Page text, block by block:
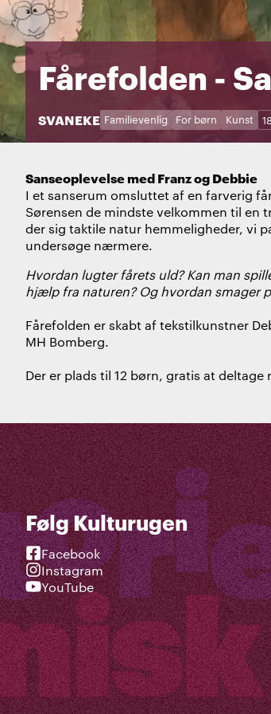
Fårefolden -
STED:
SVANEKE
Kategorier: Familievenlig For børn Kunst
Dage:
Sanseoplevelse med Franz og Debbie
I et sanserum omsluttet af en farverig
Sørensen de mindste velkommen til en
der sig taktile natur hemmeligheder, vi
undersøge nærmere.
Hvordan lugter fårets uld? Kan man
hjælp fra naturen? Og hvordan smager
Fårefolden er skabt af tekstilkunstner
MH Bomberg.
Der er plads til 12 børn, gratis at
Følg Kulturugen
Facebook
Instagram
YouTube